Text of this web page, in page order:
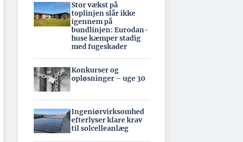
Stor vækst på
toplinjen slår ikke
igennem på
bundlinjen: Eurodan-
huse kæmper stadig
med fugeskader
Konkurser og
opløsninger – uge 30
Ingeniørvirksomhed
efterlyser klare krav
til solcelleanlæg